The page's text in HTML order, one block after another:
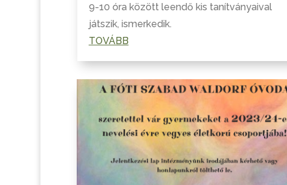
9-10 óra között leendő kis tanítványaival
játszik, ismerkedik.
TOVÁBB